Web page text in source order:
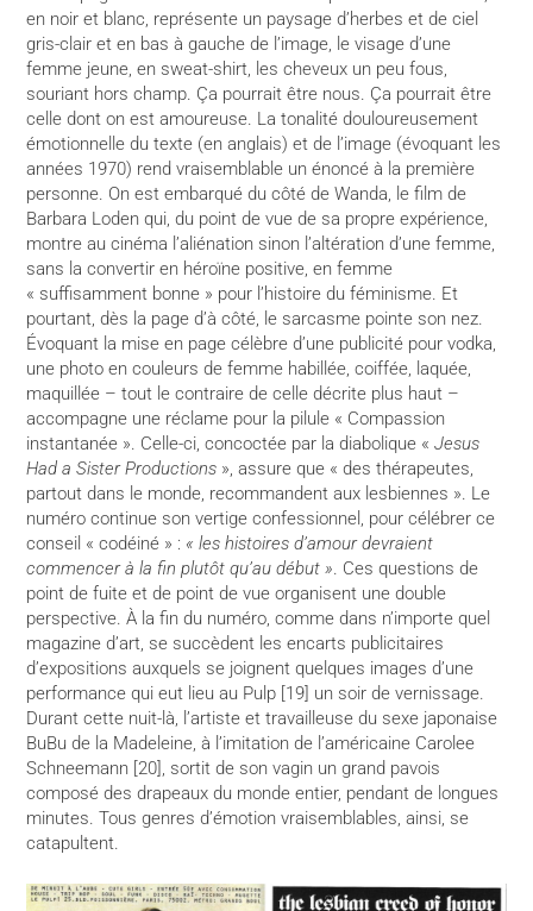
en noir et blanc, représente un paysage d’herbes et de ciel
gris-clair et en bas à gauche de l’image, le visage d’une
femme jeune, en sweat-shirt, les cheveux un peu fous,
souriant hors champ. Ça pourrait être nous. Ça pourrait être
celle dont on est amoureuse. La tonalité douloureusement
émotionnelle du texte (en anglais) et de l’image (évoquant les
années 1970) rend vraisemblable un énoncé à la première
personne. On est embarqué du côté de Wanda, le film de
Barbara Loden qui, du point de vue de sa propre expérience,
montre au cinéma l’aliénation sinon l’altération d’une femme,
sans la convertir en héroïne positive, en femme
« suffisamment bonne » pour l’histoire du féminisme. Et
pourtant, dès la page d’à côté, le sarcasme pointe son nez.
Évoquant la mise en page célèbre d’une publicité pour vodka,
une photo en couleurs de femme habillée, coiffée, laquée,
maquillée – tout le contraire de celle décrite plus haut –
accompagne une réclame pour la pilule « Compassion
instantanée ». Celle-ci, concoctée par la diabolique « Jesus
Had a Sister Productions », assure que « des thérapeutes,
partout dans le monde, recommandent aux lesbiennes ». Le
numéro continue son vertige confessionnel, pour célébrer ce
conseil « codéiné » : « les histoires d’amour devraient
commencer à la fin plutôt qu’au début ». Ces questions de
point de fuite et de point de vue organisent une double
perspective. À la fin du numéro, comme dans n’importe quel
magazine d’art, se succèdent les encarts publicitaires
d’expositions auxquels se joignent quelques images d’une
performance qui eut lieu au Pulp [19] un soir de vernissage.
Durant cette nuit-là, l’artiste et travailleuse du sexe japonaise
BuBu de la Madeleine, à l’imitation de l’américaine Carolee
Schneemann [20], sortit de son vagin un grand pavois
composé des drapeaux du monde entier, pendant de longues
minutes. Tous genres d’émotion vraisemblables, ainsi, se
catapultent.